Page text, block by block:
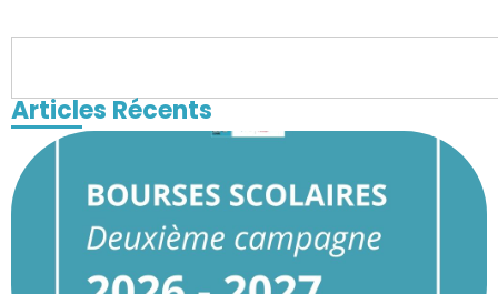
Articles Récents